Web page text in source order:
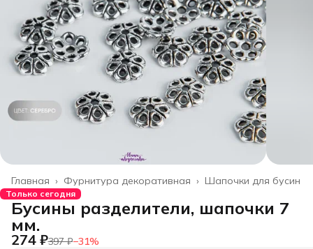
Шапочки для бусин
Фурнитура декоративная ›
Главная ›
Только сегодня
Бусины разделители, шапочки 7
мм.
274 ₽397 ₽−31%